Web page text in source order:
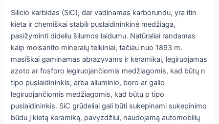
Silicio karbidas (SiC), dar vadinamas karborundu, yra itin
kieta ir chemiškai stabili puslaidininkinė medžiaga,
pasižyminti dideliu šilumos laidumu. Natūraliai randamas
kaip moisanito mineralų telkiniai, tačiau nuo 1893 m.
masiškai gaminamas abrazyvams ir keramikai, legiruojamas
azoto ar fosforo legiruojančiomis medžiagomis, kad būtų n
tipo puslaidininkis, arba aliuminio, boro ar galio
legiruojančiomis medžiagomis, kad būtų p tipo
puslaidininkis. SiC grūdeliai gali būti sukepinami sukepinimo
būdu į kietą keramiką, pavyzdžiui, naudojamą automobilių